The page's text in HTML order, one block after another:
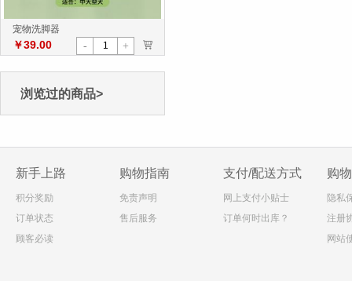
宠物洗脚器
￥39.00 - + >
浏览过的商品>
新手上路
积分奖励
订单状态
顾客必读
购物指南
免责声明
售后服务
支付/配送方式
网上支付小贴士
订单何时出库？
购
隐私
注册
网站